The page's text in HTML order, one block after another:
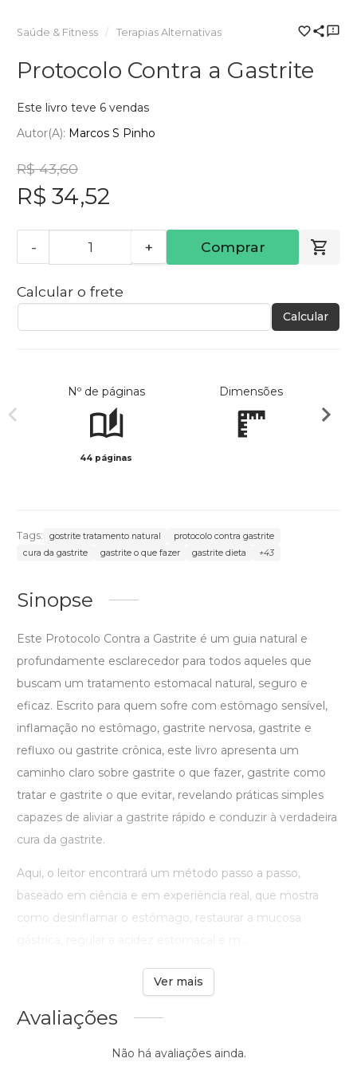
Saúde & Fitness Terapias Alternativas
Protocolo Contra a Gastrite
Este livro teve 6 vendas
Autor(a): Marcos S Pinho
R$ 43,60
R$ 34,52
- + Comprar
Calcular o frete
Calcular
Nº de páginas
44 páginas
Dimensões
Tags: gostrite tratamento natural
protocolo contra gastrite
cura da gastrite
gastrite o que fazer gastrite dieta +43
Sinopse
Este Protocolo Contra a Gastrite é um guia natural e
profundamente esclarecedor para todos aqueles que
buscam um tratamento estomacal natural, seguro e
eficaz. Escrito para quem sofre com estômago sensível,
inflamação no estômago, gastrite nervosa, gastrite e
refluxo ou gastrite crônica, este livro apresenta um
caminho claro sobre gastrite o que fazer, gastrite como
tratar e gastrite o que evitar, revelando práticas simples
capazes de aliviar a gastrite rápido e conduzir à verdadeira
cura da gastrite.
Aqui, o leitor encontrará um método passo a passo,
baseado em ciência e em experiência real, que mostra
como desinflamar o estômago, restaurar a mucosa
Ver mais
Avaliações
Não há avaliações ainda.